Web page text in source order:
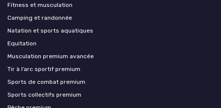
Fitness et musculation
Camping et randonnée
Natation et sports aquatiques
Equitation
Musculation premium avancée
Tir à l’arc sportif premium
Sports de combat premium
Sports collectifs premium